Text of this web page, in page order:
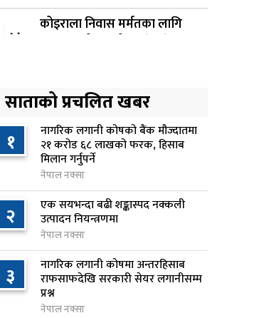
४
कोइराला निवास मर्मतका लागि
५
रूकुम पश्चिममा प्रहरीको गाडीले
मोटरसाइकललाई ठक्कर दिँदा
किशोरको मृत्यु
१ दिन अघि
६
प्रतिनिधिसभा बैठक बस्दै , पाँच
विधेयक र प्रतिवेदन प्रस्तुत हुने
१ दिन अघि
७
आज बस्ने भनिएको राष्ट्रिय सभाको
बैठक बुधबारका लागि सर्‍यो
१ दिन अघि
साताको प्रचलित खबर
१ नागरिक लगानी कोषको बैंक मौज्दातमा
२१ करोड ६८ लाखको फरक, हिसाब
मिलान गर्नुपर्ने
नेपाल नक्सा
२ एक सयभन्दा बढी शङ्कास्पद नक्कली
उत्पादन नियन्त्रणमा
नेपाल नक्सा
३ नागरिक लगानी कोषमा अन्तरहिसाब
राफसाफदेखि सरकारी सेयर लगानीसम्म
प्रश्न
नेपाल नक्सा